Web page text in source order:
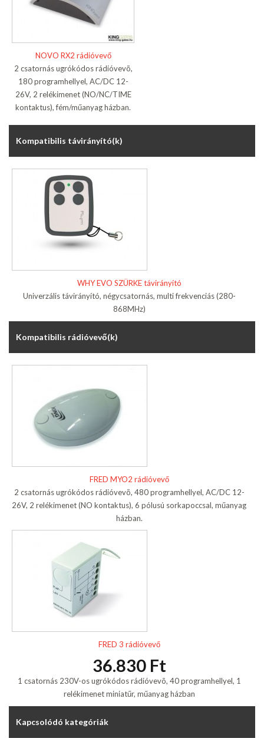
NOVO RX2 rádióvevő
2 csatornás ugrókódos rádióvevõ,
180 programhellyel, AC/DC 12-
26V, 2 relékimenet (NO/NC/TIME
kontaktus), fém/műanyag házban.
Kompatibilis távirányító(k)
WHY EVO SZÜRKE távirányító
Univerzális távirányító, négycsatornás, multi frekvenciás (280-
868MHz)
Kompatibilis rádióvevő(k)
FRED MYO2 rádióvevő
2 csatornás ugrókódos rádióvevõ, 480 programhellyel, AC/DC 12-
26V, 2 relékimenet (NO kontaktus), 6 pólusú sorkapoccsal, műanyag
házban.
FRED 3 rádióvevő
36.830 Ft
1 csatornás 230V-os ugrókódos rádióvevõ, 40 programhellyel, 1
relékimenet miniatűr, műanyag házban
Kapcsolódó kategóriák